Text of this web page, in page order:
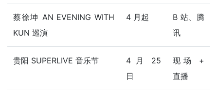
蔡徐坤 AN EVENING WITH
KUN 巡演
4 月起
B 站、腾
讯
贵阳 SUPERLIVE 音乐节
4 月 25
日
现场 +
直播